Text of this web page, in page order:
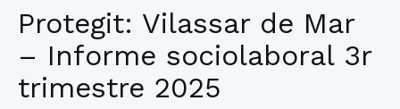
del
Protegit: Vilassar de Mar
– Informe sociolaboral 3r
trimestre 2025